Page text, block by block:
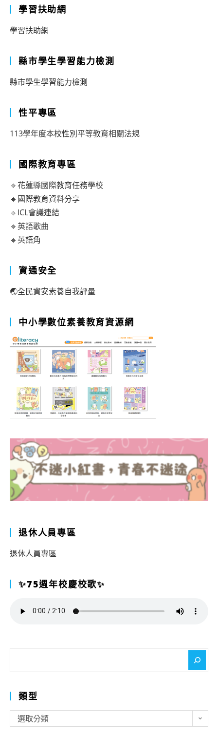
學習扶助網
學習扶助網
縣市學生學習能力檢測
縣市學生學習能力檢測
性平專區
113學年度本校性別平等教育相關法規
國際教育專區
🔹花蓮縣國際教育任務學校
🔹國際教育資料分享
🔹ICL會議連結
🔹英語歌曲
🔹英語角
資通安全
🌏全民資安素養自我評量
中小學數位素養教育資源網
退休人員專區
退休人員專區
✨75週年校慶校歌✨
類型
型
選取分類